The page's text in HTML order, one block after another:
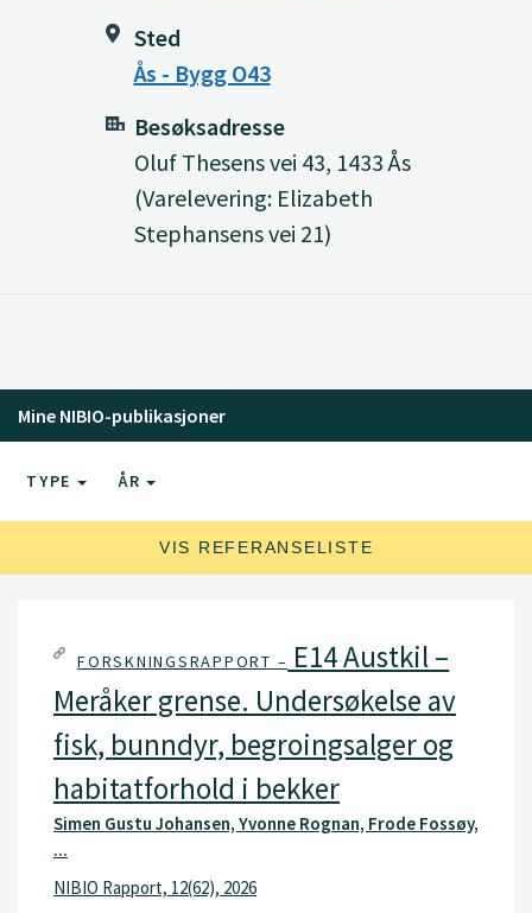
Sted
Ås - Bygg O43
Besøksadresse
Oluf Thesens vei 43, 1433 Ås
(Varelevering: Elizabeth
Stephansens vei 21)
Mine NIBIO-publikasjoner
TYPE ÅR
VIS REFERANSELISTE
FORSKNINGSRAPPORT – E14 Austkil –
Meråker grense. Undersøkelse av
fisk, bunndyr, begroingsalger og
habitatforhold i bekker
Simen Gustu Johansen, Yvonne Rognan, Frode Fossøy,
...
NIBIO Rapport, 12(62), 2026